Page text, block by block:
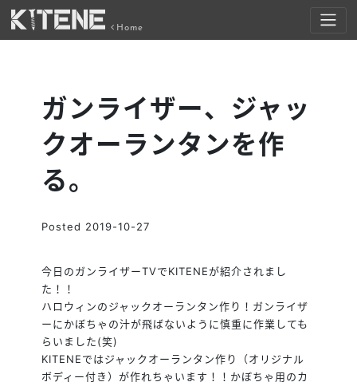
Home
ガンライザー、ジャッ
クオーランタンを作
る。
Posted 2019-10-27
今日のガンライザーTVでKITENEが紹介されまし
た！！
ハロウィンのジャックオーランタン作り！ガンライザ
ーにかぼちゃの汁が飛ばないように慎重に作業しても
らいました(笑)
KITENEではジャックオーランタン作り（オリジナル
ボディー付き）が作れちゃいます！！かぼちゃ用のカ